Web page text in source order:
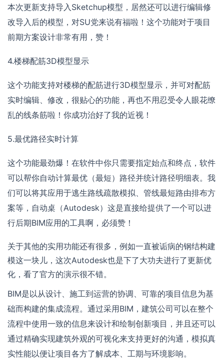
本次更新支持导入Sketchup模型，居然还可以进行编辑修
改导入后的模型，对SU党来说有福啦！这个功能对于项目
前期方案设计非常有用，赞！
4.楼梯配筋3D模型显示
这个功能支持对楼梯的配筋进行3D模型显示，并可对配筋
实时编辑、修改，很贴心的功能，再也不用忍受令人眼花缭
乱的线条筋啦！你成功治好了我的近视！
5.最优路径实时计算
这个功能最劲爆！在软件中你只需要指定始点和终点，软件
可以帮你自动计算最优（最短）路径并统计路径明细表。我
们可以将其应用于逃生路线疏散模拟、管线最短路由排布方
案等，自动桌（Autodesk）这是直接给提供了一个可以进
行后期BIM应用的工具啊，必须赞！
关于其他的实用功能还有很多，例如一直被诟病的钢结构建
模这一块儿，这次Autodesk也是下了大功夫进行了更新优
化，看了官方的演示很不错。
BIM是以从设计、施工到运营的协调、可靠的项目信息为基
础而构建的集成流程。通过采用BIM，建筑公司可以在整个
流程中使用一致的信息来设计和绘制创新项目，并且还可以
通过精确实现建筑外观的可视化来支持更好的沟通，模拟真
实性能以便让项目各方了解成本、工期与环境影响。